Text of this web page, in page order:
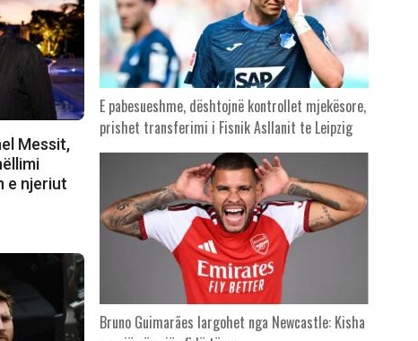
Messit,
e njeriut
E pabesueshme, dështojnë kontrollet mjekësore,
prishet transferimi i Fisnik Asllanit te Leipzig
Bruno Guimarães largohet nga Newcastle: Kisha